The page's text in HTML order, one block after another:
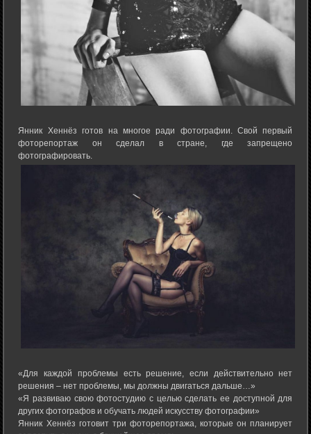
Янник Хеннёз готов на многое ради фотографии. Свой первый
фоторепортаж он сделал в стране, где запрещено
фотографировать.
«Для каждой проблемы есть решение, если действительно нет
решения – нет проблемы, мы должны двигаться дальше…»
«Я развиваю свою фотостудию с целью сделать ее доступной для
других фотографов и обучать людей искусству фотографии»
Янник Хеннёз готовит три фоторепортажа, которые он планирует